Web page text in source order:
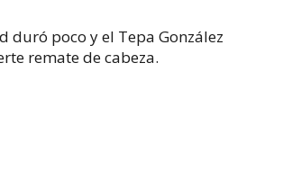
duró poco y el Tepa González
remate de cabeza.